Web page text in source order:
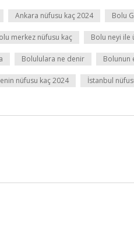
Ankara nüfusu kaç 2024 Bolu
merkez nüfusu kaç Bolu neyi ile
Bolululara ne denir Bolunun
nüfusu kaç 2024 İstanbul